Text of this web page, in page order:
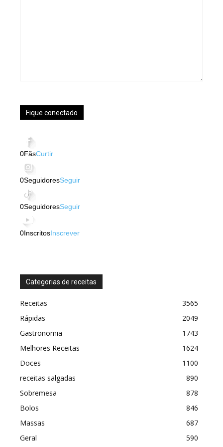
Fique conectado
0FãsCurtir
0SeguidoresSeguir
0SeguidoresSeguir
0InscritosInscrever
Categorias de receitas
Receitas
3565
Rápidas
2049
Gastronomia
1743
Melhores Receitas
1624
Doces
1100
receitas salgadas
890
Sobremesa
878
Bolos
846
Massas
687
Geral
590